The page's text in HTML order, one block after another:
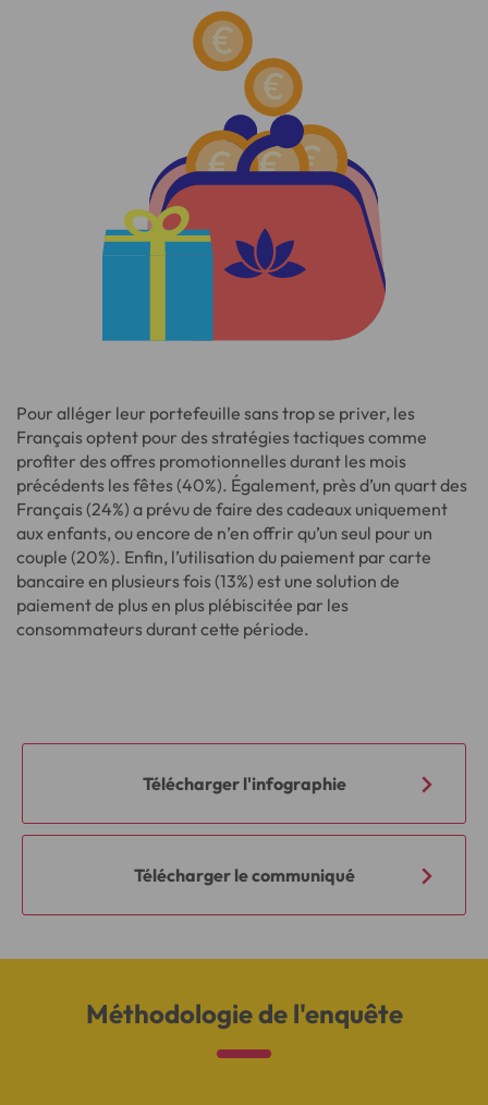
Pour alléger leur portefeuille sans trop se priver, les
Français optent pour des stratégies tactiques comme
profiter des offres promotionnelles durant les mois
précédents les fêtes (40%). Également, près d’un quart des
Français (24%) a prévu de faire des cadeaux uniquement
aux enfants, ou encore de n’en offrir qu’un seul pour un
couple (20%). Enfin, l’utilisation du paiement par carte
bancaire en plusieurs fois (13%) est une solution de
paiement de plus en plus plébiscitée par les
consommateurs durant cette période.
Télécharger l'infographie
Télécharger le communiqué
Méthodologie de l'enquête